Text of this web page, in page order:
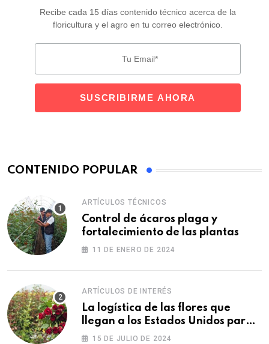
Recibe cada 15 días contenido técnico acerca de la
floricultura y el agro en tu correo electrónico.
CONTENIDO POPULAR
ARTÍCULOS TÉCNICOS
Control de ácaros plaga y
fortalecimiento de las plantas
11 DE ENERO DE 2024
ARTÍCULOS DE INTERÉS
La logística de las flores que
llegan a los Estados Unidos para
las fiestas
15 DE JULIO DE 2024